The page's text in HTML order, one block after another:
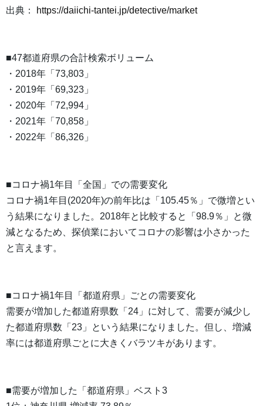
出典： https://daiichi-tantei.jp/detective/market
■47都道府県の合計検索ボリューム
・2018年「73,803」
・2019年「69,323」
・2020年「72,994」
・2021年「70,858」
・2022年「86,326」
■コロナ禍1年目「全国」での需要変化
コロナ禍1年目(2020年)の前年比は「105.45％」で微増とい
う結果になりました。2018年と比較すると「98.9％」と微
減となるため、探偵業においてコロナの影響は小さかった
と言えます。
■コロナ禍1年目「都道府県」ごとの需要変化
需要が増加した都道府県数「24」に対して、需要が減少し
た都道府県数「23」という結果になりました。但し、増減
率には都道府県ごとに大きくバラツキがあります。
■需要が増加した「都道府県」ベスト3